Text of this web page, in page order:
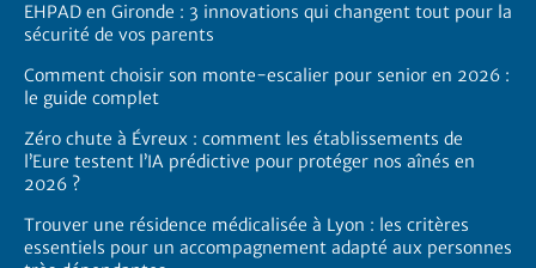
EHPAD en Gironde : 3 innovations qui changent tout pour la
sécurité de vos parents
Comment choisir son monte-escalier pour senior en 2026 :
le guide complet
Zéro chute à Évreux : comment les établissements de
l’Eure testent l’IA prédictive pour protéger nos aînés en
2026 ?
Trouver une résidence médicalisée à Lyon : les critères
essentiels pour un accompagnement adapté aux personnes